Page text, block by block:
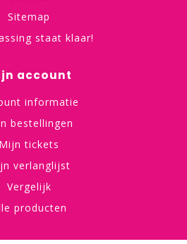
Sitemap
staat klaar!
account
informatie
bestellingen
Mijn tickets
verlanglijst
Vergelijk
producten